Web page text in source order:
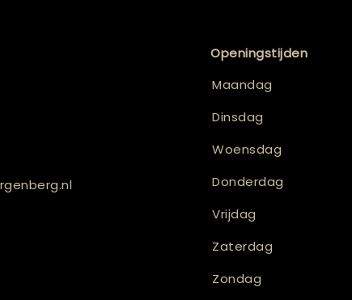
Openingstijden
Maandag
Dinsdag
Woensdag
Donderdag
Vrijdag
Zaterdag
Zondag